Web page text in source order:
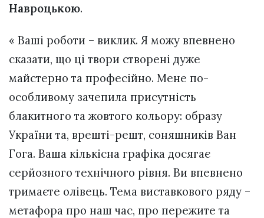
Навроцькою.
« Ваші роботи – виклик. Я можу впевнено
сказати, що ці твори створені дуже
майстерно та професійно. Мене по-
особливому зачепила присутність
блакитного та жовтого кольору: образу
України та, врешті-решт, соняшників Ван
Гога. Ваша кількісна графіка досягає
серйозного технічного рівня. Ви впевнено
тримаєте олівець. Тема виставкового ряду –
метафора про наш час, про пережите та